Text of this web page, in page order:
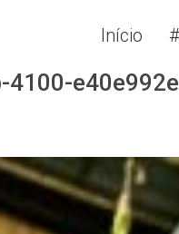
Início